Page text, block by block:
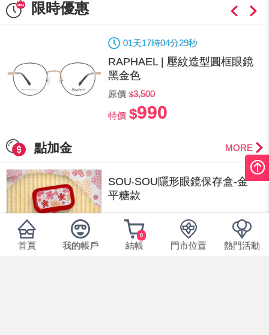
限時優惠
01天17時04分29秒
RAPHAEL | 壓紋造型圓框眼鏡
黑金色
原價 3,500
特價 990
點加金 MORE
SOU‧SOU隱形眼鏡保存盒-金
平糖款
219
100
首頁 我的帳戶
0
結帳 門市位置 熱門活動